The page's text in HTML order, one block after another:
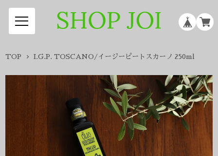
TOP I.G.P. TOSCANO/イージーピートスカーノ 250ml